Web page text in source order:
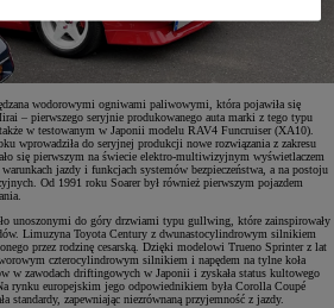
wodorowymi ogniwami paliwowymi, która pojawiła się
– pierwszego seryjnie produkowanego auta marki z tego typu
w testowanym w Japonii modelu RAV4 Funcruiser (XA10).
wprowadziła do seryjnej produkcji nowe rozwiązania z zakresu
się pierwszym na świecie elektro-multiwizyjnym wyświetlaczem
jazdy i funkcjach systemów bezpieczeństwa, a na postoju
Od 1991 roku Soarer był również pierwszym pojazdem
unoszonymi do góry drzwiami typu gullwing, które zainspirowały
Limuzyna Toyota Century z dwunastocylindrowym silnikiem
przez rodzinę cesarską. Dzięki modelowi Trueno Sprinter z lat
czterocylindrowym silnikiem i napędem na tylne koła
w zawodach driftingowych w Japonii i zyskała status kultowego
rynku europejskim jego odpowiednikiem była Corolla Coupé
standardy, zapewniając niezrównaną przyjemność z jazdy.